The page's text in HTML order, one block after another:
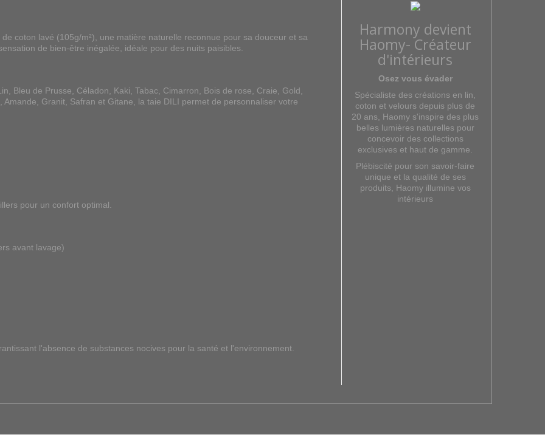
coton lavé (105g/m²), une matière naturelle reconnue pour sa douceur et sa
de bien-être inégalée, idéale pour des nuits paisibles.
Bleu de Prusse, Céladon, Kaki, Tabac, Cimarron, Bois de rose, Craie, Gold,
Granit, Safran et Gitane, la taie DILI permet de personnaliser votre
pour un confort optimal.
avant lavage)
l'absence de substances nocives pour la santé et l'environnement.
Harmony devient
Haomy- Créateur
d'intérieurs
Osez vous évader
Spécialiste des créations en lin,
coton et velours depuis plus de
20 ans, Haomy s'inspire des plus
belles lumières naturelles pour
concevoir des collections
exclusives et haut de gamme.
Plébiscité pour son savoir-faire
unique et la qualité de ses
produits, Haomy illumine vos
intérieurs